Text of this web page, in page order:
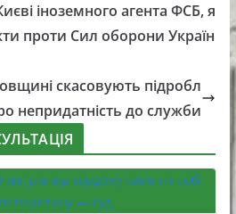
іноземного агента ФСБ, я
проти Сил оборони Україн
скасовують підробл
непридатність до служби